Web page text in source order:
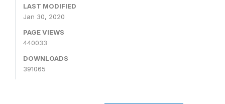
LAST MODIFIED
Jan 30, 2020
PAGE VIEWS
440033
DOWNLOADS
391065